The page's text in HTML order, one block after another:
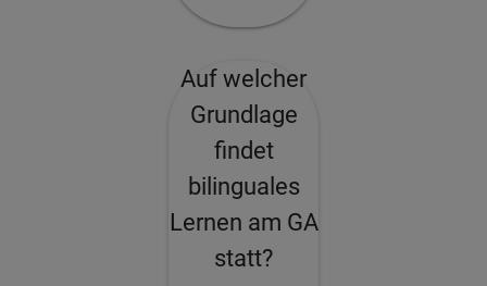
Auf welcher
Grundlage
findet
bilinguales
Lernen am GA
statt?